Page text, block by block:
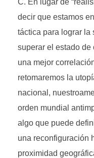
decir que estamos
táctica para lograr la
superar el estado
una mejor
retomaremos la
nacional,
orden mundial
algo que puede
una reconfiguración
proximidad